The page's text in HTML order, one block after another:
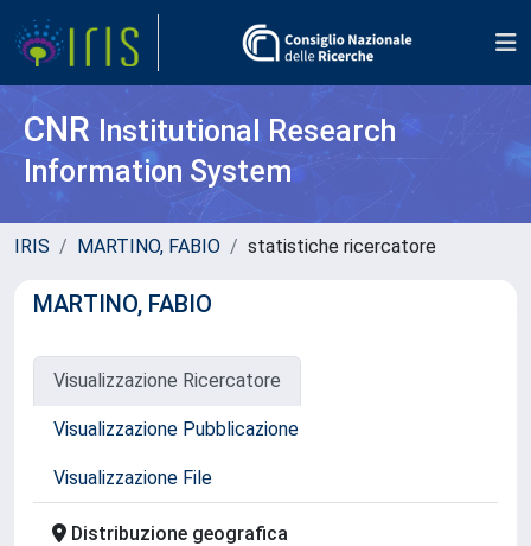
CNR Institutional Research
Information System
IRIS MARTINO, FABIO statistiche ricercatore
MARTINO, FABIO
Visualizzazione Ricercatore
Visualizzazione Pubblicazione
Visualizzazione File
Distribuzione geografica